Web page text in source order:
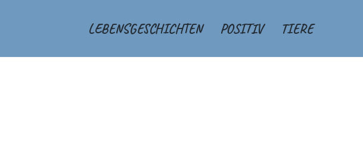
LEBENSGESCHICHTEN POSITIV TIERE